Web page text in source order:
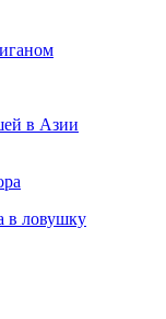
в Азии
в ловушку